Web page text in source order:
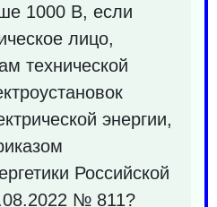
1000 В, если
лицо,
технической
энергии,
Российской
№ 811?